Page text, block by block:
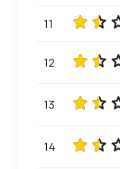
11
12
13
14